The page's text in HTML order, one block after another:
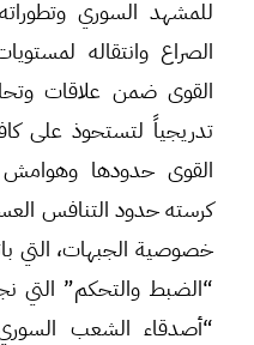
للمشهد السوري
الصراع وانتقاله
القوى ضمن علاقات
تدريجياً لتستحوذ على
القوى حدودها وهوامش
كرسته حدود التنافس
خصوصية الجبهات، التي
“الضبط والتحكم”
“أصدقاء الشعب